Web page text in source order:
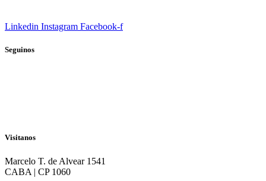
Linkedin Instagram Facebook-f
Seguinos
Visitanos
Marcelo T. de Alvear 1541
CABA | CP 1060